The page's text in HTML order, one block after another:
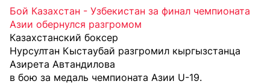
Бой Казахстан - Узбекистан за финал чемпионата
Азии обернулся разгромом
Казахстанский боксер
Нурсултан Кыстаубай разгромил кыргызстанца
Азирета Автандилова
в бою за медаль чемпионата Азии U-19.